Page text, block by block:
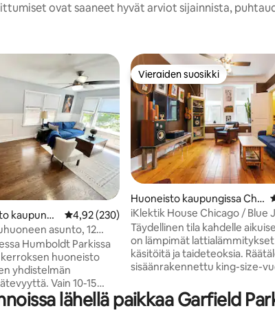
ovat saaneet hyvät arviot sijainnista,
arvostelua
kaupungi
Keskimääräinen arvio 4,92/5, 230 arvostelua
4,92 (230)
asunto, 12
+ pysäköinti
Humboldt Parkissa
huoneisto
yhdistelmän
Vain 10-15
keskustasta, Medical
Parkista, Logan
Vieraiden suosikki
Vieraiden suosikki
Huoneisto kaupungissa Chic
ago
iKlektik House Chicago / Blue
Täydellinen tila kahdelle
on lämpimät
käsitöitä ja taideteoksia.
sisäänrakennettu king-size-
teurastajatyötaso ja
kylpyamme kylpyhuoneessa. Kohde ei
lähellä paikkaa Garfield